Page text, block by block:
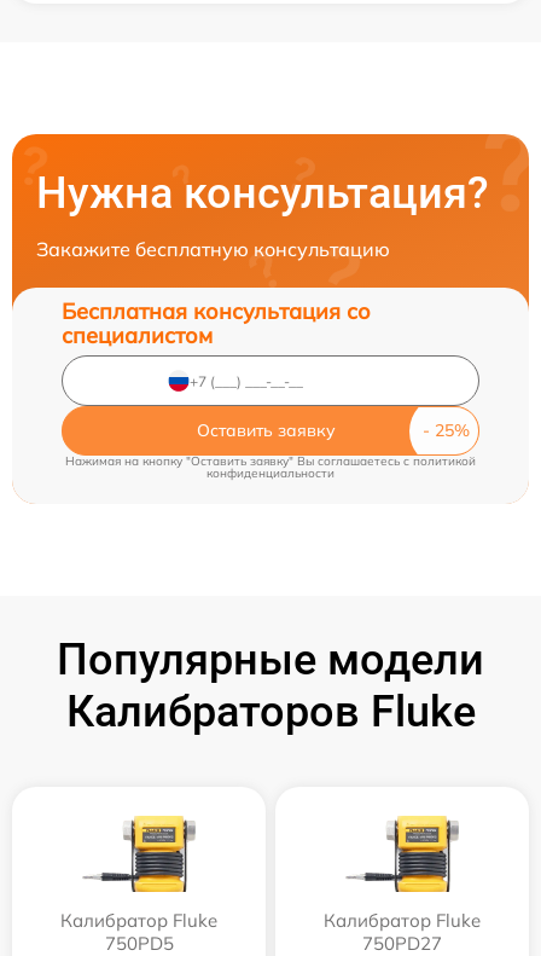
Нужна консультация?
Закажите бесплатную консультацию
Бесплатная консультация со
специалистом
Оставить заявку
Нажимая на кнопку "Оставить заявку" Вы соглашаетесь cполитикой
конфиденциальности
Популярные модели
Калибраторов Fluke
Калибратор Fluke
750PD5
Калибратор Fluke
750PD27